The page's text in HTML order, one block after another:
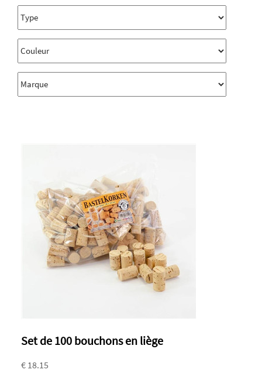
Set de 100 bouchons en liège
€ 18.15